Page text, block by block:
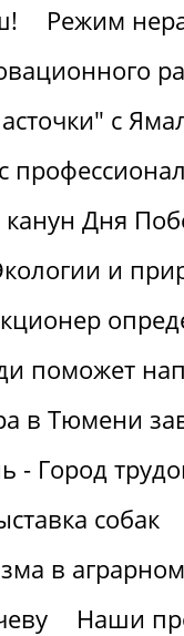
Режим
с
канун Дня
и
поможет
в Тюмени
- Город
собак
в аграрном
Наши